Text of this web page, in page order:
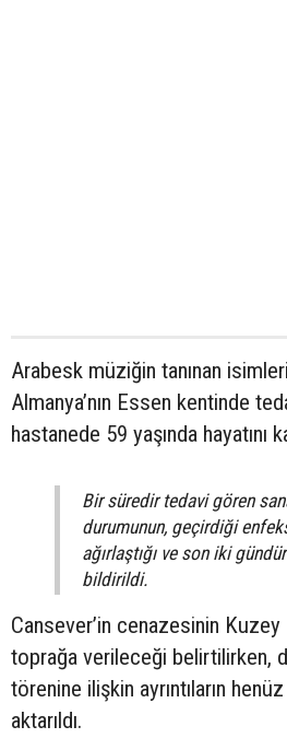
Arabesk müziğin tanınan
Almanya’nın Essen kentinde
hastanede 59 yaşında hayatını
Bir süredir tedavi gören
durumunun, geçirdiği
ağırlaştığı ve son iki
bildirildi.
Cansever’in cenazesinin Kuzey
toprağa verileceği belirtilirken,
törenine ilişkin ayrıntıların
aktarıldı.